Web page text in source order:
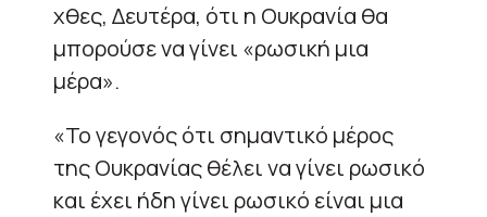
χθες, Δευτέρα, ότι η Ουκρανία θα
μπορούσε να γίνει «ρωσική μια
μέρα».
«Το γεγονός ότι σημαντικό μέρος
της Ουκρανίας θέλει να γίνει ρωσικό
και έχει ήδη γίνει ρωσικό είναι μια